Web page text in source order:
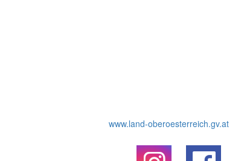
www.land-oberoesterreich.gv.at